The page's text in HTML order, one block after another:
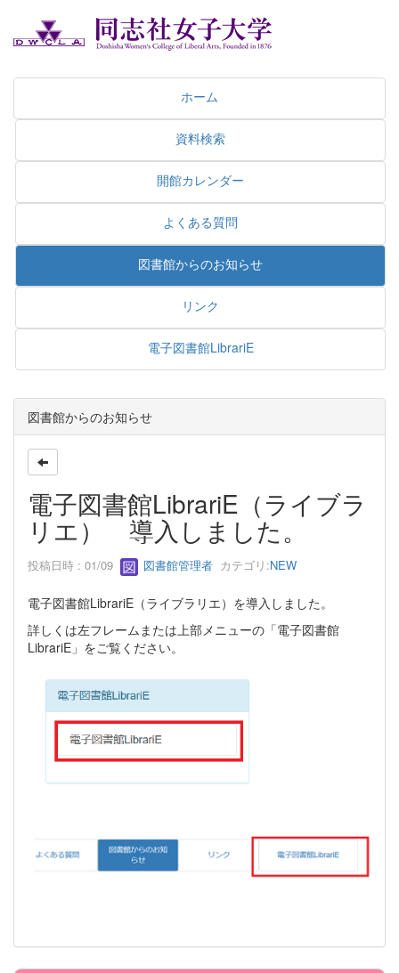
ホーム
資料検索
開館カレンダー
よくある質問
図書館からのお知らせ
リンク
電子図書館LibrariE
図書館からのお知らせ
電子図書館LibrariE（ライブラ
リエ） 導入しました。
投稿日時 : 01/09 図書館管理者 カテゴリ:NEW
電子図書館LibrariE（ライブラリエ）を導入しました。
詳しくは左フレームまたは上部メニューの「電子図書館
LibrariE」をご覧ください。